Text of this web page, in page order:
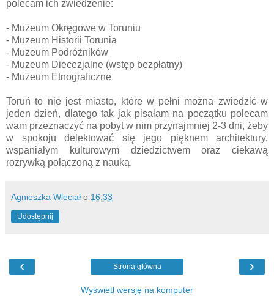
polecam ich zwiedzenie:
- Muzeum Okręgowe w Toruniu
- Muzeum Historii Torunia
- Muzeum Podróżników
- Muzeum Diecezjalne (wstęp bezpłatny)
- Muzeum Etnograficzne
Toruń to nie jest miasto, które w pełni można zwiedzić w
jeden dzień, dlatego tak jak pisałam na początku polecam
wam przeznaczyć na pobyt w nim przynajmniej 2-3 dni, żeby
w spokoju delektować się jego pięknem architektury,
wspaniałym kulturowym dziedzictwem oraz ciekawą
rozrywką połączoną z nauką.
Agnieszka Wleciał o 16:33
Udostępnij
‹ ›
Strona główna
Wyświetl wersję na komputer